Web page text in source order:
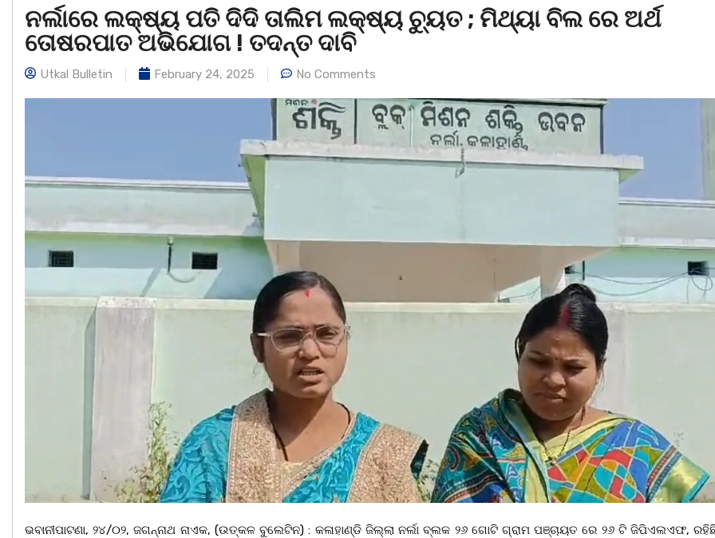
ନର୍ଲାରେ ଲକ୍ଷ୍ୟ ପତି ଦିଦି ତାଲିମ ଲକ୍ଷ୍ୟ ଚ୍ୟୁତ ; ମିଥ୍ୟା ବିଲ ରେ ଅର୍ଥ
ତୋଷରପାତ ଅଭିଯୋଗ ! ତଦନ୍ତ ଦାବି
Utkal Bulletin February 24, 2025 No Comments
ଭବାନୀପାଟଣା, ୨୪/୦୨, ଜଗନ୍ନାଥ ନାଏକ, (ଉତ୍କଳ ବୁଲେଟିନ) : କଳାହାଣ୍ଡି ଜିଲ୍ଲା ନର୍ଲା ବ୍ଲକ ୨୬ ଗୋଟି ଗ୍ରାମ ପଞ୍ଚାୟତ ରେ ୨୬ ଟି ଜିପିଏଲଏଫ,